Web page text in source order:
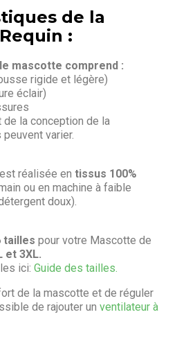
de la
:
mascotte comprend :
rigide et légère)
éclair)
la conception de la
varier.
réalisée en tissus 100%
ou en machine à faible
doux).
tailles pour votre Mascotte de
et 3XL.
ici: Guide des tailles.
de la mascotte et de réguler
de rajouter un ventilateur à